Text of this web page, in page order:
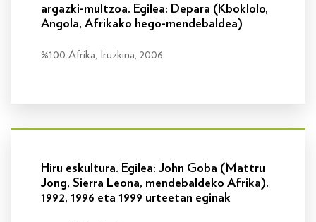
argazki-multzoa. Egilea: Depara (Kboklolo,
Angola, Afrikako hego-mendebaldea)
%100 Afrika, Iruzkina, 2006
Hiru eskultura. Egilea: John Goba (Mattru
Jong, Sierra Leona, mendebaldeko Afrika).
1992, 1996 eta 1999 urteetan eginak